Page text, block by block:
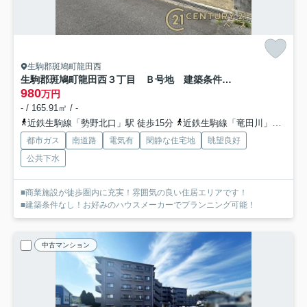
生駒郡斑鳩町龍田西
生駒郡斑鳩町龍田西３丁目 Ｂ号地 建築条件なし土地
980万円
- / 165.91㎡ / -
近鉄生駒線「勢野北口」駅 徒歩15分
近鉄生駒線「竜田川」駅 徒歩20分
都市ガス 南道路 電気有 閑静な住宅地
眺望良好
公共下水
■商業施設が徒歩圏内に充実！雰囲気の良い住居エリアです！
■建築条件なし！お好みのハウスメーカーでプランニング可能！
中古マンション